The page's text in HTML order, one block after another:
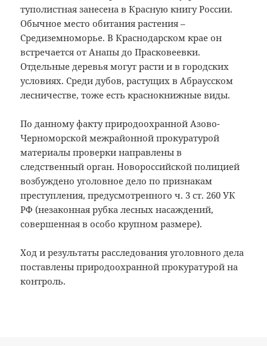
туполистная занесена в Красную книгу России.
Обычное место обитания растения –
Средиземноморье. В Краснодарском крае он
встречается от Анапы до Прасковеевки.
Отдельные деревья могут расти и в городских
условиях. Среди дубов, растущих в Абраусском
лесничестве, тоже есть краснокнижные виды.
По данному факту природоохранной Азово-
Черноморской межрайонной прокуратурой
материалы проверки направлены в
следственный орган. Новороссийской полицией
возбуждено уголовное дело по признакам
преступления, предусмотренного ч. 3 ст. 260 УК
РФ (незаконная рубка лесных насаждений,
совершенная в особо крупном размере).
Ход и результаты расследования уголовного дела
поставлены природоохранной прокуратурой на
контроль.